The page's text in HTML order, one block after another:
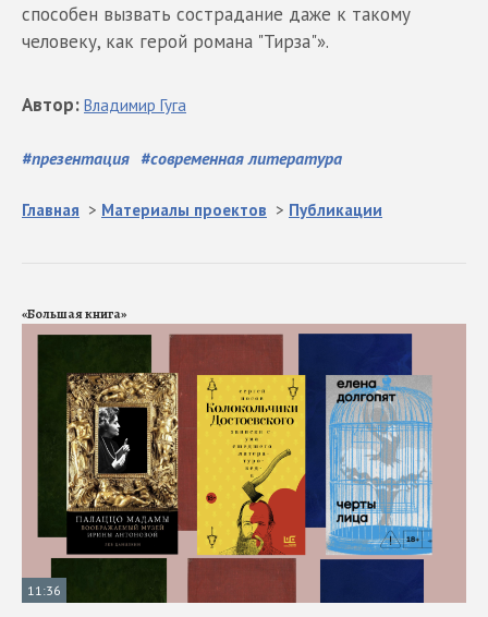
способен вызвать сострадание даже к такому
человеку, как герой романа "Тирза"».
#презентация #современная литература
Автор: Владимир Гуга
Главная > Материалы проектов > Публикации
«Большая книга»
11:36